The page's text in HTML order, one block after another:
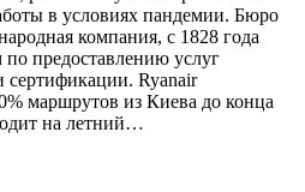
в условиях пандемии. Бюро
компания, с 1828 года
предоставлению услуг
сертификации. Ryanair
маршрутов из Киева до конца
на летний…